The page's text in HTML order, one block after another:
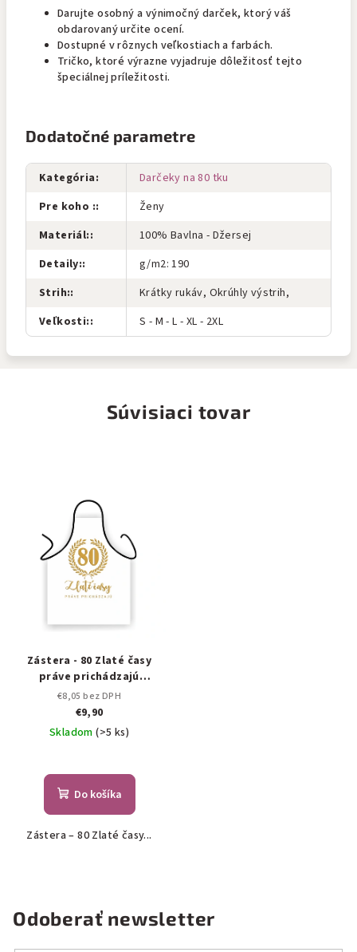
Darujte osobný a výnimočný darček, ktorý váš
obdarovaný určite ocení.
Dostupné v rôznych veľkostiach a farbách.
Tričko, ktoré výrazne vyjadruje dôležitosť tejto
špeciálnej príležitosti.
Dodatočné parametre
Kategória:
Darčeky na 80 tku
Pre koho ::
Ženy
Materiál::
100% Bavlna - Džersej
Detaily::
g/m2: 190
Strih::
Krátky rukáv, Okrúhly výstrih,
Veľkosti:: S - M - L - XL - 2XL
Súvisiaci tovar
Zástera - 80 Zlaté časy
práve prichádzajú
(Zástery)
€8,05 bez DPH
€9,90
Skladom(>5 ks)
Do košíka
Zástera – 80 Zlaté časy...
Odoberať newsletter